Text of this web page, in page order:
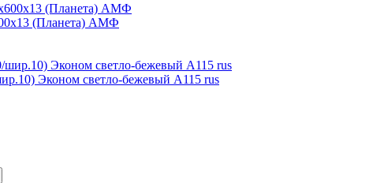
(Планета) АМФ
Эконом светло-бежевый А115 rus